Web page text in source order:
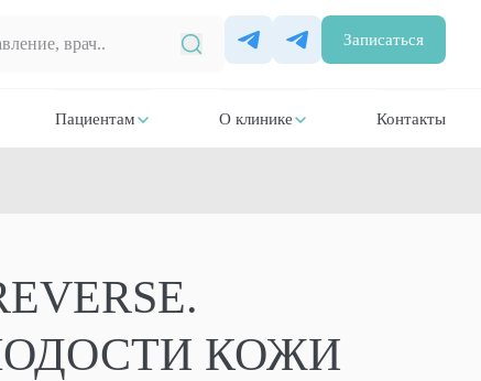
Записаться
Пациентам О клинике Контакты
КОЖИ